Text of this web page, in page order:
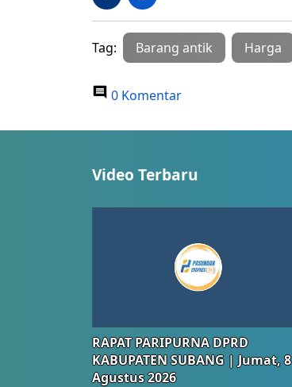
Tag: Barang antik Harga
0 Komentar
Video Terbaru
RAPAT PARIPURNA DPRD
KABUPATEN SUBANG | Jumat, 8
Agustus 2026